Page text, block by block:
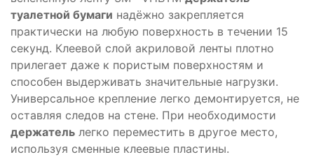
туалетной бумаги надёжно закрепляется
практически на любую поверхность в течении 15
секунд. Клеевой слой акриловой ленты плотно
прилегает даже к пористым поверхностям и
способен выдерживать значительные нагрузки.
Универсальное крепление легко демонтируется, не
оставляя следов на стене. При необходимости
держатель легко переместить в другое место,
используя сменные клеевые пластины.